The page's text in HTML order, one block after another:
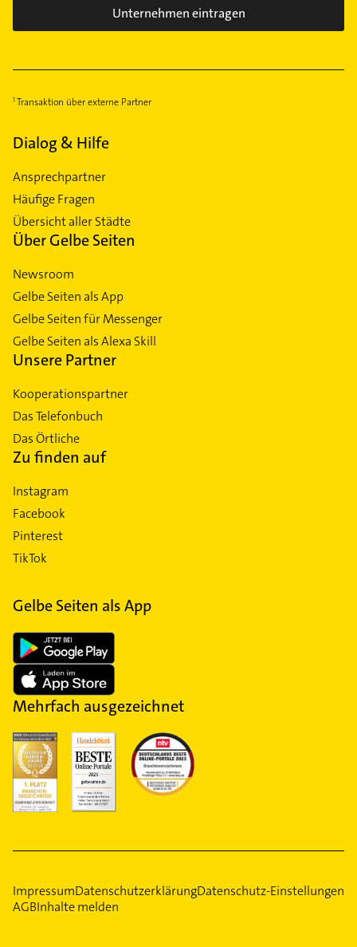
Unternehmen eintragen
Transaktion über externe Partner
Dialog & Hilfe
Ansprechpartner
Häufige Fragen
Übersicht aller Städte
Über Gelbe Seiten
Newsroom
Gelbe Seiten als App
Gelbe Seiten für Messenger
Gelbe Seiten als Alexa Skill
Unsere Partner
Kooperationspartner
Das Telefonbuch
Das Örtliche
Zu finden auf
Instagram
Facebook
Pinterest
TikTok
Gelbe Seiten als App
Mehrfach ausgezeichnet
ImpressumDatenschutzerklärungDatenschutz-Einstellungen
AGBInhalte melden